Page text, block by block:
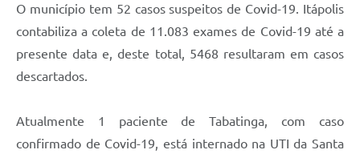
Contas Públicas
Telefones Úteis
Transparência
O município tem 52 casos suspeitos de Covid-19. Itápolis
contabiliza a coleta de 11.083 exames de Covid-19 até a
presente data e, deste total, 5468 resultaram em casos
descartados.
Atualmente 1 paciente de Tabatinga, com caso
confirmado de Covid-19, está internado na UTI da Santa